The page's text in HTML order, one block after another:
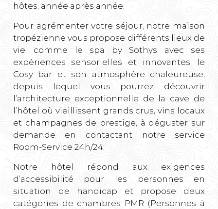
hôtes, année après année.
Pour agrémenter votre séjour, notre maison
tropézienne vous propose différents lieux de
vie, comme le spa by Sothys avec ses
expériences sensorielles et innovantes, le
Cosy bar et son atmosphère chaleureuse,
depuis lequel vous pourrez découvrir
l’architecture exceptionnelle de la cave de
l’hôtel où vieillissent grands crus, vins locaux
et champagnes de prestige, à déguster sur
demande en contactant notre service
Room-Service 24h/24.
Notre hôtel répond aux exigences
d’accessibilité pour les personnes en
situation de handicap et propose deux
catégories de chambres PMR (Personnes à